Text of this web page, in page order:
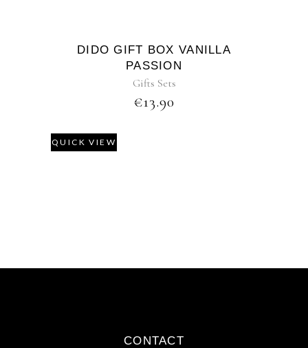
DIDO GIFT BOX VANILLA
PASSION
Gifts Sets
€13.90
QUICK VIEW
CONTACT